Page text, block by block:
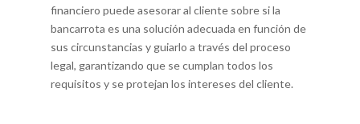
financiero puede asesorar al cliente sobre si la
bancarrota es una solución adecuada en función de
sus circunstancias y guiarlo a través del proceso
legal, garantizando que se cumplan todos los
requisitos y se protejan los intereses del cliente.